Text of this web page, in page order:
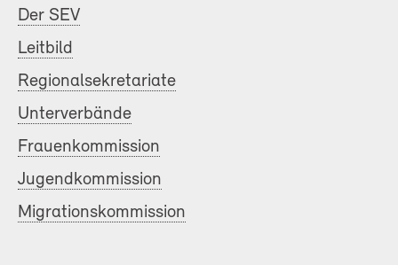
Der SEV
Leitbild
Regionalsekretariate
Unterverbände
Frauenkommission
Jugendkommission
Migrationskommission